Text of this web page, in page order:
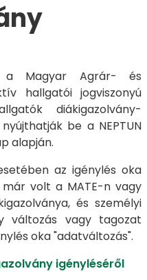
a Magyar Agrár- és
hallgatói jogviszonyú
diákigazolvány-
be a NEPTUN
alapján.
az igénylés oka
már volt a MATE-n vagy
és személyi
változás vagy tagozat
oka "adatváltozás".
igényléséről